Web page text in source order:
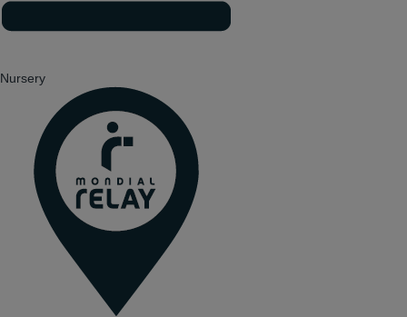
Nursery